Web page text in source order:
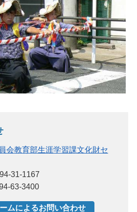
会教育部生涯学習課文化財セ
31-1167
63-3400